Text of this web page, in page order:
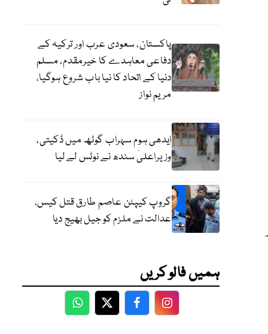
بجکر
پاکستان، سعودی عرب اور ترکیہ کے
دفاعی معاہدے کا خیرمقدم، مسلم
دنیا کے اتحاد کا نیا باب شروع ہوگیا،
مریم نواز
ایدھی ہوم سہراب گوٹھ میں ڈکیتی،
وزیراعلیٰ سندھ نے نوٹس لے لیا
گروپ کیپٹن عاصم طارق قتل کیس،
عدالت نے ملزم کو جیل بھیج دیا
ہمیں فالو کریں
WhatsApp
TwitterFacebookFacebook